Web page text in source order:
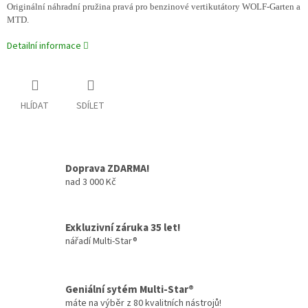
Originální náhradní pružina pravá pro benzinové vertikutátory WOLF-Garten a
MTD.
Detailní informace
HLÍDAT SDÍLET
Doprava ZDARMA!
nad 3 000 Kč
Exkluzivní záruka 35 let!
nářadí Multi-Star®
Geniální sytém Multi-Star®
máte na výběr z 80 kvalitních nástrojů!